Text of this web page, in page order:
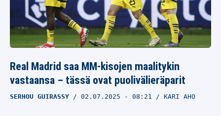
Real Madrid saa MM-kisojen maalitykin
vastaansa – tässä ovat puolivälieräparit
SERHOU GUIRASSY 02.07.2025 - 08:21 KARI AHO